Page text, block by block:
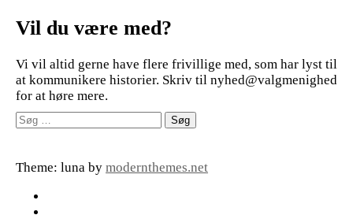
Vil du være med?
Vi vil altid gerne have flere frivillige med, som har lyst til
at kommunikere historier. Skriv til nyhed@valgmenighed
for at høre mere.
Søg
Theme: luna by modernthemes.net